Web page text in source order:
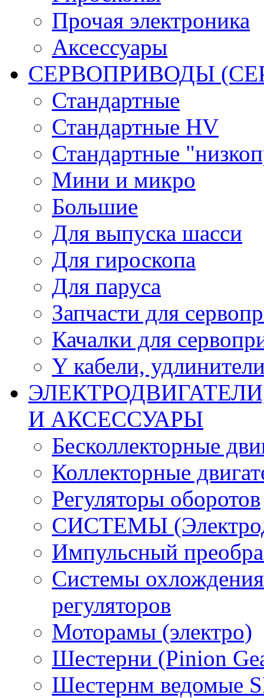
Прочая электроника
Аксессуары
СЕРВОПРИВОДЫ
Стандартные
Стандартные HV
Стандартные
Мини и микро
Большие
Для выпуска шасси
Для гироскопа
Для паруса
Запчасти для
Качалки для
Y кабели,
И АКСЕССУАРЫ
Бесколлекторные
Коллекторные
Регуляторы оборотов
СИСТЕМЫ
Импульсный
Системы охлождения
регуляторов
Моторамы (электро)
Шестерни (Pinion
Шестернм ведомые